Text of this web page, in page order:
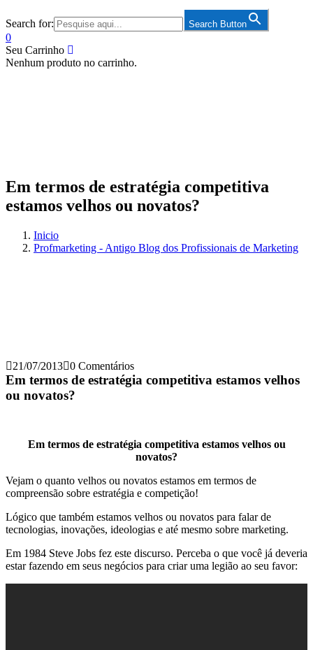
Search for: Search Button
0
Seu Carrinho
Nenhum produto no carrinho.
Em termos de estratégia competitiva
estamos velhos ou novatos?
Inicio
Profmarketing - Antigo Blog dos Profissionais de Marketing
21/07/2013 0 Comentários
Em termos de estratégia competitiva estamos velhos
ou novatos?
Em termos de estratégia competitiva estamos velhos ou
novatos?
Vejam o quanto velhos ou novatos estamos em termos de
compreensão sobre estratégia e competição!
Lógico que também estamos velhos ou novatos para falar de
tecnologias, inovações, ideologias e até mesmo sobre marketing.
Em 1984 Steve Jobs fez este discurso. Perceba o que você já deveria
estar fazendo em seus negócios para criar uma legião ao seu favor: